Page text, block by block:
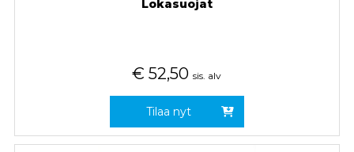
Lokasuojat
€ 52,50 sis. alv
Tilaa nyt